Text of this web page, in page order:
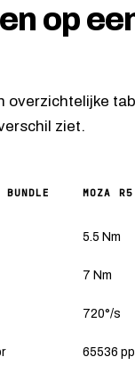
op
overzichtelijke
ziet.
MOZA
5.5 Nm
7 Nm
720°/s
65536